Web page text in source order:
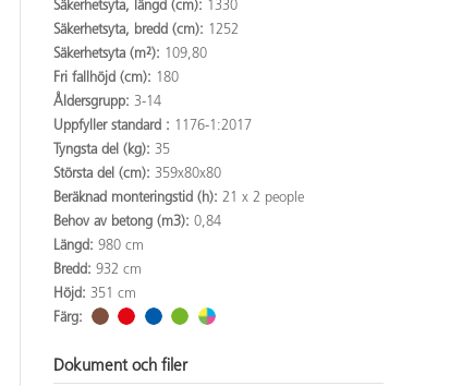
Säkerhetsyta, längd (cm): 1330
Säkerhetsyta, bredd (cm): 1252
Säkerhetsyta (m²): 109,80
Fri fallhöjd (cm): 180
Åldersgrupp: 3-14
Uppfyller standard : 1176-1:2017
Tyngsta del (kg): 35
Största del (cm): 359x80x80
Beräknad monteringstid (h): 21 x 2 people
Behov av betong (m3): 0,84
Längd: 980 cm
Bredd: 932 cm
Höjd: 351 cm
Färg:
Dokument och filer